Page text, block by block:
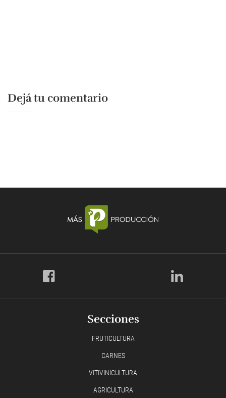
Dejá tu comentario
Secciones
FRUTICULTURA
CARNES
VITIVINICULTURA
AGRICULTURA